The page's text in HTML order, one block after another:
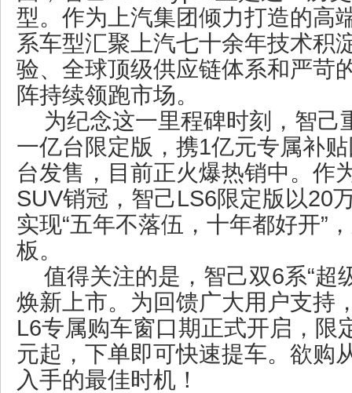
型。作为上汽集团倾力打造的高
系车型汇聚上汽七十余年技术积
验、全球顶级供应链体系和严苛
阵持续领跑市场。
为纪念这一里程碑时刻，智己
一亿台限定版，携1亿元专属补
台发售，目前正火爆热销中。作
SUV销冠，智己LS6限定版以20
实现“五年不落伍，十年都好开”
板。
值得关注的是，智己双6系“超
焕新上市。为回馈广大用户支持
L6专属购车窗口期正式开启，限
元起，下单即可快速提车。欲购
入手的最佳时机！